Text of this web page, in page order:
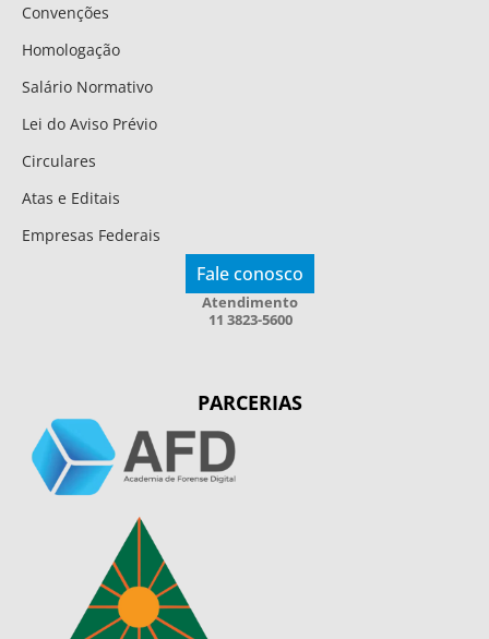
Convenções
Homologação
Salário Normativo
Lei do Aviso Prévio
Circulares
Atas e Editais
Empresas Federais
Fale conosco
Atendimento
11 3823-5600
PARCERIAS